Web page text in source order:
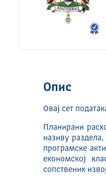
Опис
Овај сет
Планирани
називу
програмске
економској
сопствених